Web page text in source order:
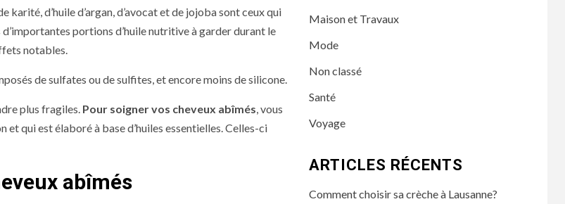
d’huile d’argan, d’avocat et de jojoba sont ceux qui
portions d’huile nutritive à garder durant le
notables.
de sulfates ou de sulfites, et encore moins de silicone.
plus fragiles. Pour soigner vos cheveux abîmés, vous
qui est élaboré à base d’huiles essentielles. Celles-ci
abîmés
Maison et Travaux
Mode
Non classé
Santé
Voyage
ARTICLES RÉCENTS
Comment choisir sa crèche à Lausanne?